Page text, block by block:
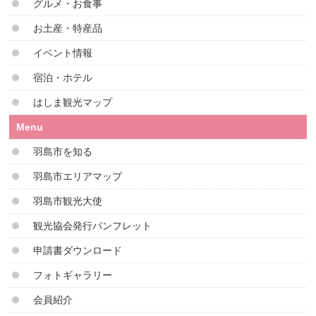
グルメ・お食事
お土産・特産品
イベント情報
宿泊・ホテル
はしま観光マップ
Menu
羽島市を知る
羽島市エリアマップ
羽島市観光大使
観光協会発行パンフレット
申請書ダウンロード
フォトギャラリー
会員紹介